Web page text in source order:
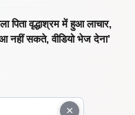
पिता वृद्धाश्रम में हुआ लाचार,
सकते, वीडियो भेज देना’
×